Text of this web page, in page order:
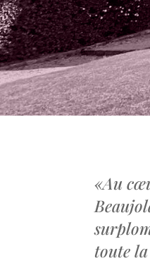
«Au
toute